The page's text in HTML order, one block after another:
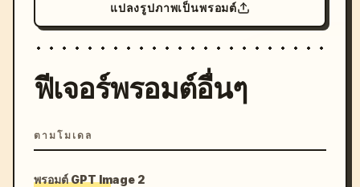
แปลงรูปภาพเป็นพรอมต์
ฟีเจอร์พรอมต์อื่นๆ
ตามโมเดล
พรอมต์ GPT Image 2